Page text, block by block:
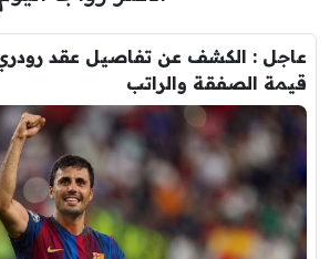
عاجل : الكشف عن تفاصيل عقد
قيمة الصفقة والراتب